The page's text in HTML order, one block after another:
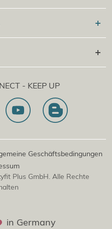
- KEEP UP
Geschäftsbedingungen
Plus GmbH. Alle Rechte
in Germany